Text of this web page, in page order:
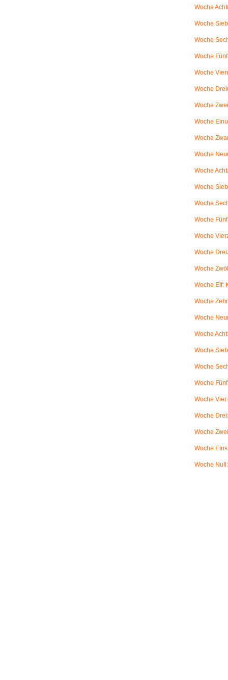
Woche
Woche
Woche
Woche
Woche
Woche
Woche
Woche
Woche
Woche
Woche
Woche
Woche
Woche
Woche
Woche
Woche
Woche Elf:
Woche
Woche
Woche
Woche
Woche
Woche
Woche
Woche
Woche
Woche
Woche